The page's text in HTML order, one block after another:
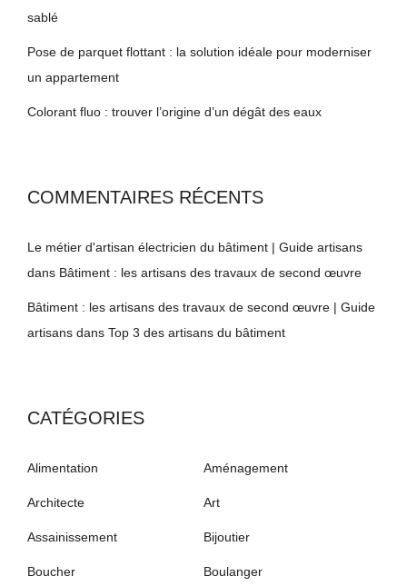
sablé
Pose de parquet flottant : la solution idéale pour moderniser
un appartement
Colorant fluo : trouver l’origine d’un dégât des eaux
COMMENTAIRES RÉCENTS
Le métier d'artisan électricien du bâtiment | Guide artisans
dans Bâtiment : les artisans des travaux de second œuvre
Bâtiment : les artisans des travaux de second œuvre | Guide
artisans dans Top 3 des artisans du bâtiment
CATÉGORIES
Alimentation Aménagement
Architecte Art
Assainissement Bijoutier
Boucher Boulanger